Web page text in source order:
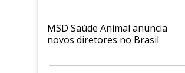
MSD Saúde Animal anuncia
novos diretores no Brasil